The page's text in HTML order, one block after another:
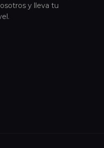
y lleva tu